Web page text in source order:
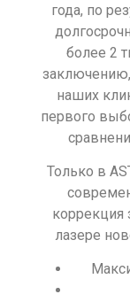
года, по
более 2
заключению,
наших
первого
Только в
коррекция
лазере